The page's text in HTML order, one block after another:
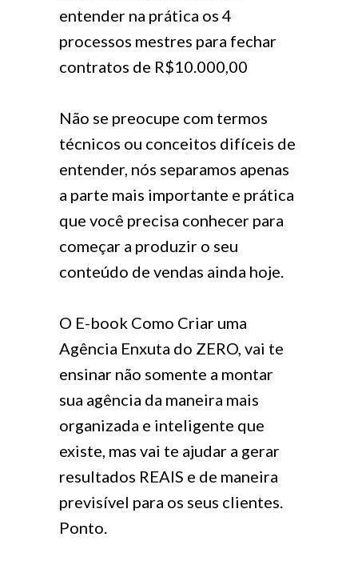
entender na prática os 4
processos mestres para fechar
contratos de R$10.000,00
Não se preocupe com termos
técnicos ou conceitos difíceis de
entender, nós separamos apenas
a parte mais importante e prática
que você precisa conhecer para
começar a produzir o seu
conteúdo de vendas ainda hoje.
O E-book Como Criar uma
Agência Enxuta do ZERO, vai te
ensinar não somente a montar
sua agência da maneira mais
organizada e inteligente que
existe, mas vai te ajudar a gerar
resultados REAIS e de maneira
previsível para os seus clientes.
Ponto.